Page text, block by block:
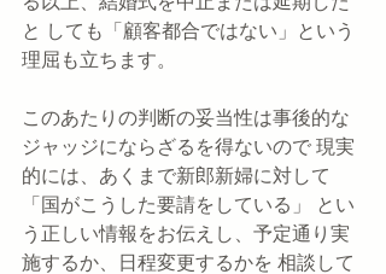
と しても「顧客都合ではない」という
理屈も立ちます。
このあたりの判断の妥当性は事後的な
ジャッジにならざるを得ないので 現実
的には、あくまで新郎新婦に対して
「国がこうした要請をしている」 とい
う正しい情報をお伝えし、予定通り実
施するか、日程変更するかを 相談して